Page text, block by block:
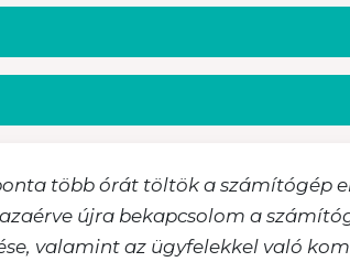
több órát töltök a számítógép
újra bekapcsolom a
valamint az ügyfelekkel való